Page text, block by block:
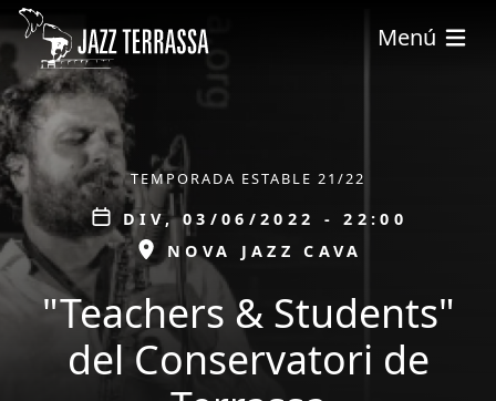
Vés al contingut
Menú
ÀMBIT TEMPORADA ESTABLE 21/22
Data
DIV, 03/06/2022 - 22:00
ESPAI
NOVA JAZZ CAVA
"Teachers & Students"
del Conservatori de